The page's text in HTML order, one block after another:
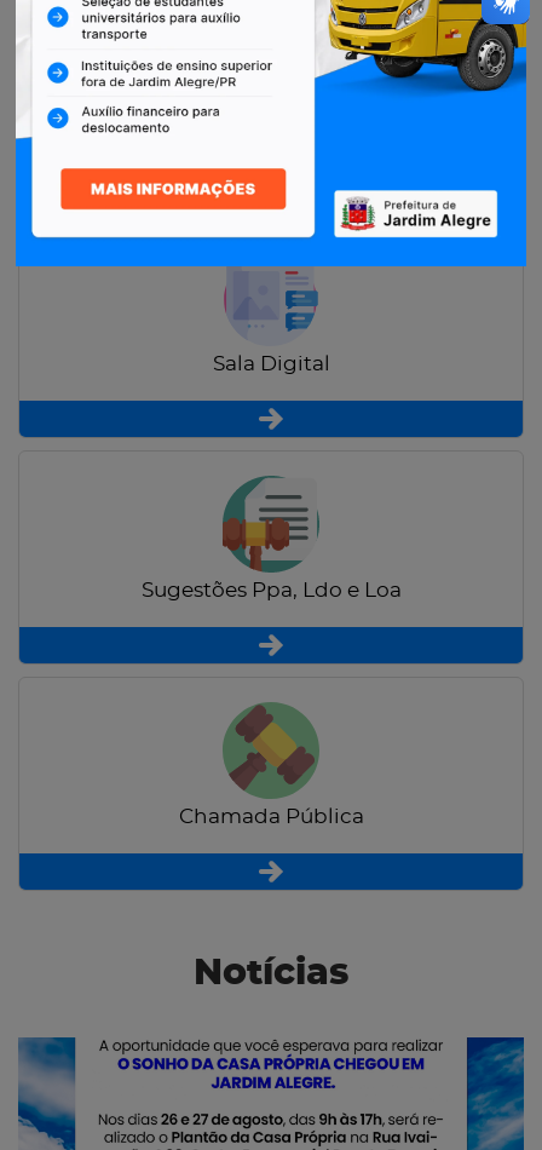
Restituição de Contribuintes
Sala Digital
Sugestões Ppa, Ldo e Loa
Chamada Pública
Notícias